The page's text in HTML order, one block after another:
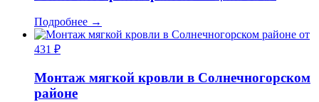
Подробнее →
от
431 ₽
Монтаж мягкой кровли в Солнечногорском
районе